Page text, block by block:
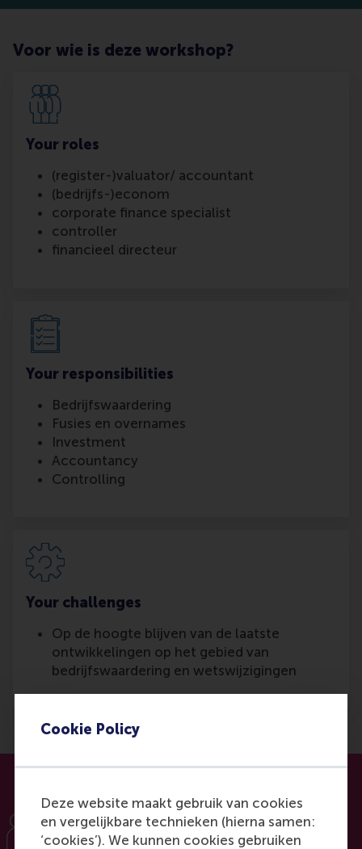
Cookie Policy
Deze website maakt gebruik van cookies
en vergelijkbare technieken (hierna samen:
‘cookies’). We kunnen cookies gebruiken
Voor wie is deze workshop?
Your roles
(register-)valuator/ accountant
(bedrijfs-)econom
corporate finance specialist
controller
financieel directeur
Your responsibilities
Bedrijfswaardering
Fusies en overnames
Investment
Accountancy
Controlling
Your challenges
Op de hoogte blijven van de laatste
ontwikkelingen op het gebied van
bedrijfswaardering en wetswijzigingen